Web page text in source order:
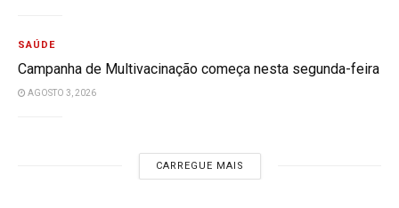
SAÚDE
Campanha de Multivacinação começa nesta segunda-feira
AGOSTO 3, 2026
CARREGUE MAIS